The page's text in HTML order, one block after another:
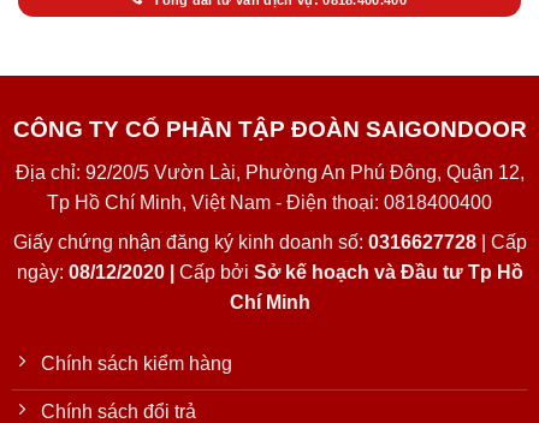
CÔNG TY CỔ PHẦN TẬP ĐOÀN SAIGONDOOR
Địa chỉ: 92/20/5 Vườn Lài, Phường An Phú Đông, Quận 12,
Tp Hồ Chí Minh, Việt Nam - Điện thoại: 0818400400
Giấy chứng nhận đăng ký kinh doanh số: 0316627728| Cấp
ngày: 08/12/2020 | Cấp bởi Sở kế hoạch và Đầu tư Tp Hồ
Chí Minh
Chính sách kiểm hàng
Chính sách đổi trả